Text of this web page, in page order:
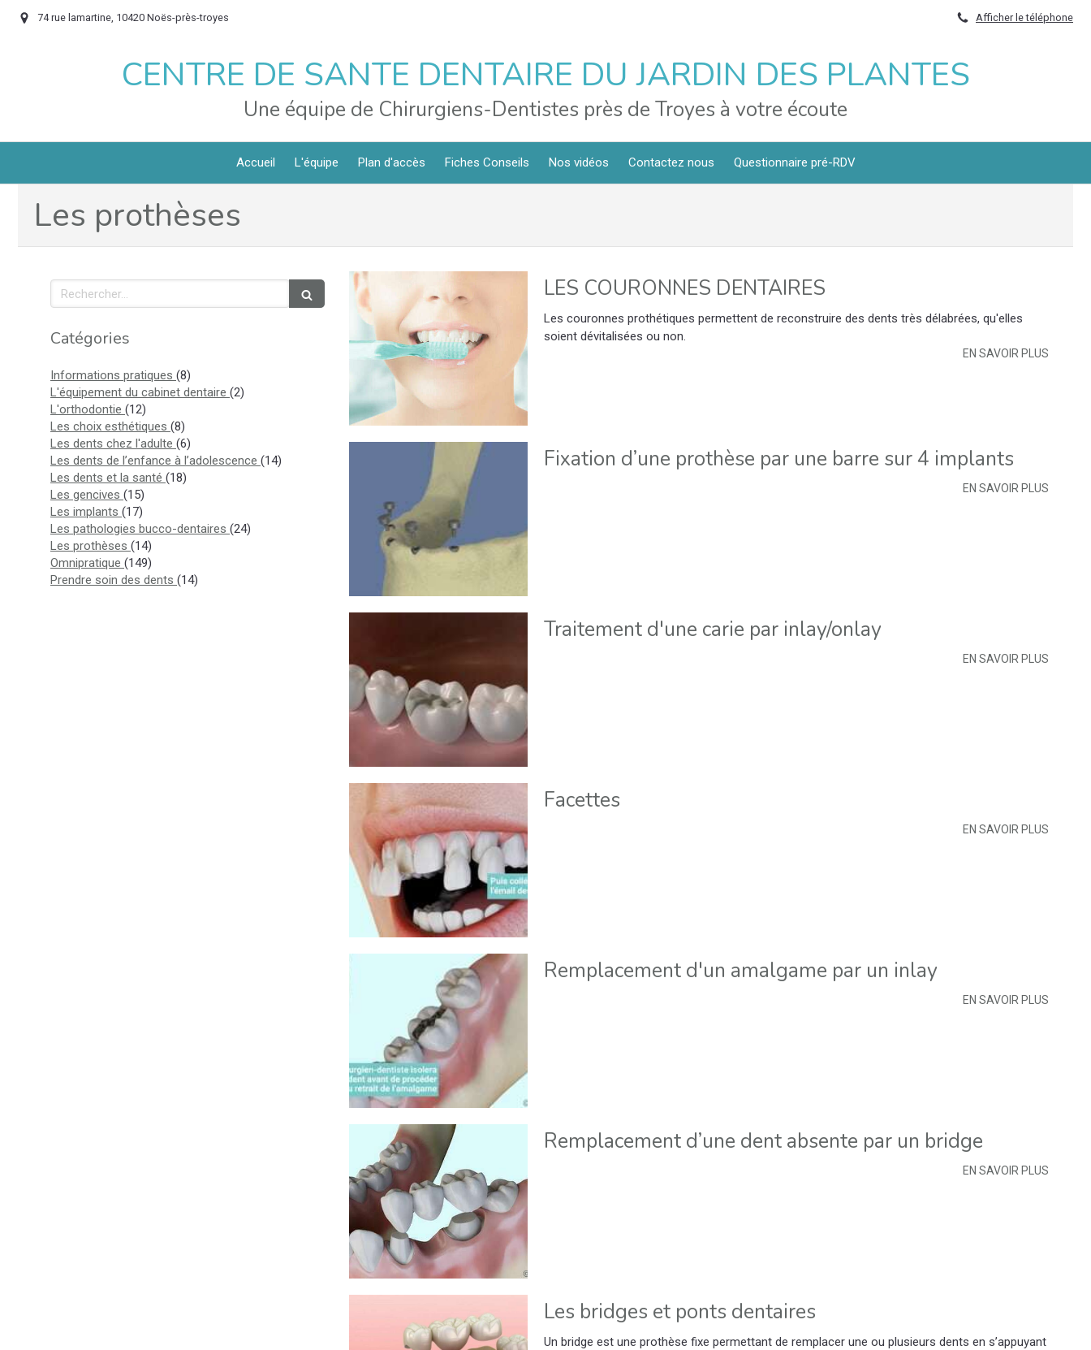
74 rue lamartine, 10420 Noës-près-troyes Afficher le téléphone
CENTRE DE SANTE DENTAIRE DU JARDIN DES PLANTES
Une équipe de Chirurgiens-Dentistes près de Troyes à votre écoute
Accueil L'équipe Plan d'accès Fiches Conseils Nos vidéos Contactez nous Questionnaire pré-RDV
Les prothèses
LES COURONNES DENTAIRES
Les couronnes prothétiques permettent de reconstruire des dents très délabrées, qu'elles
soient dévitalisées ou non.
EN SAVOIR PLUS
Fixation d’une prothèse par une barre sur 4 implants
EN SAVOIR PLUS
Traitement d'une carie par inlay/onlay
EN SAVOIR PLUS
Facettes
EN SAVOIR PLUS
Remplacement d'un amalgame par un inlay
EN SAVOIR PLUS
Remplacement d’une dent absente par un bridge
EN SAVOIR PLUS
Les bridges et ponts dentaires
Un bridge est une prothèse fixe permettant de remplacer une ou plusieurs dents en s’appuyant
Rechercher
Catégories
Informations pratiques (8)
L'équipement du cabinet dentaire (2)
L'orthodontie (12)
Les choix esthétiques (8)
Les dents chez l'adulte (6)
Les dents de l’enfance à l’adolescence (14)
Les dents et la santé (18)
Les gencives (15)
Les implants (17)
Les pathologies bucco-dentaires (24)
Les prothèses (14)
Omnipratique (149)
Prendre soin des dents (14)